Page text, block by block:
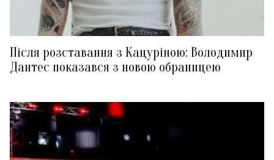
Після розставання з Кацуріною: Володимир
Дантес показався з новою обраницею